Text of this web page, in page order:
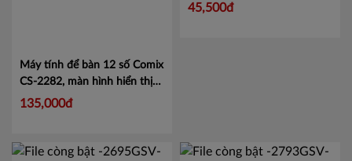
Máy tính để bàn 12 số Comix
CS-2282, màn hình hiển thị
lớn tiện lợi.
135,000đ
45,500đ